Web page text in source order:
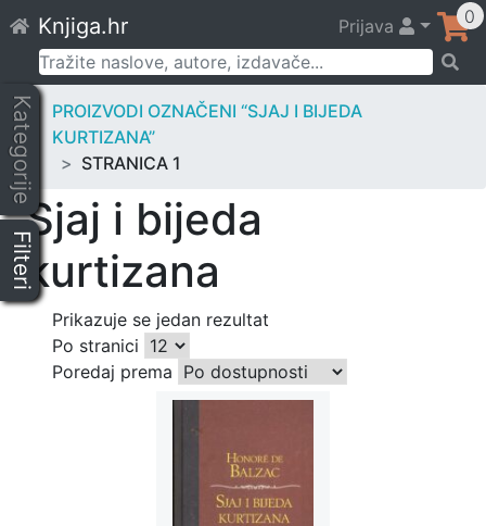
to
content
Knjiga.hr Prijava 0
Pretraži:
Kategorije
Filteri
PROIZVODI OZNAČENI “SJAJ I BIJEDA
KURTIZANA”
STRANICA 1
Sjaj i bijeda
kurtizana
Prikazuje se jedan rezultat
Po stranici
Poredaj prema